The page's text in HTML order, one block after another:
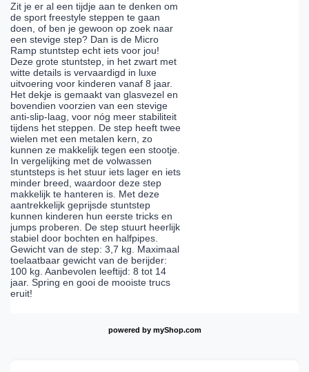
Zit je er al een tijdje aan te denken om
de sport freestyle steppen te gaan
doen, of ben je gewoon op zoek naar
een stevige step? Dan is de Micro
Ramp stuntstep echt iets voor jou!
Deze grote stuntstep, in het zwart met
witte details is vervaardigd in luxe
uitvoering voor kinderen vanaf 8 jaar.
Het dekje is gemaakt van glasvezel en
bovendien voorzien van een stevige
anti-slip-laag, voor nóg meer stabiliteit
tijdens het steppen. De step heeft twee
wielen met een metalen kern, zo
kunnen ze makkelijk tegen een stootje.
In vergelijking met de volwassen
stuntsteps is het stuur iets lager en iets
minder breed, waardoor deze step
makkelijk te hanteren is. Met deze
aantrekkelijk geprijsde stuntstep
kunnen kinderen hun eerste tricks en
jumps proberen. De step stuurt heerlijk
stabiel door bochten en halfpipes.
Gewicht van de step: 3,7 kg. Maximaal
toelaatbaar gewicht van de berijder:
100 kg. Aanbevolen leeftijd: 8 tot 14
jaar. Spring en gooi de mooiste trucs
eruit!
powered by myShop.com